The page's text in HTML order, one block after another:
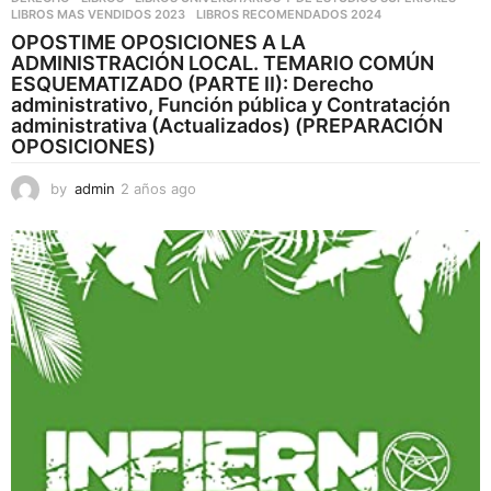
LIBROS MAS VENDIDOS 2023
,LIBROS RECOMENDADOS 2024
OPOSTIME OPOSICIONES A LA
ADMINISTRACIÓN LOCAL. TEMARIO COMÚN
ESQUEMATIZADO (PARTE II): Derecho
administrativo, Función pública y Contratación
administrativa (Actualizados) (PREPARACIÓN
OPOSICIONES)
by admin 2 años ago
ñ
o
s
a